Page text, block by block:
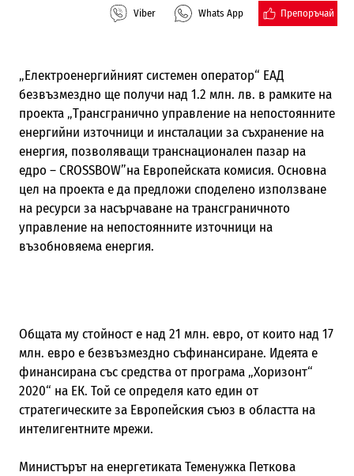
Viber Whats App Препоръчай
„Електроенергийният системен оператор“ ЕАД
безвъзмездно ще получи над 1.2 млн. лв. в рамките на
проекта „Трансгранично управление на непостоянните
енергийни източници и инсталации за съхранение на
енергия, позволяващи транснационален пазар на
едро – CROSSBOW”на Европейската комисия. Основна
цел на проекта е да предложи споделено използване
на ресурси за насърчаване на трансграничното
управление на непостоянните източници на
възобновяема енергия.
Общата му стойност е над 21 млн. евро, от които над 17
млн. евро е безвъзмездно съфинансиране. Идеята е
финансирана със средства от програма „Хоризонт“
2020“ на ЕК. Той се определя като един от
стратегическите за Европейския съюз в областта на
интелигентните мрежи.
Министърът на енергетиката Теменужка Петкова